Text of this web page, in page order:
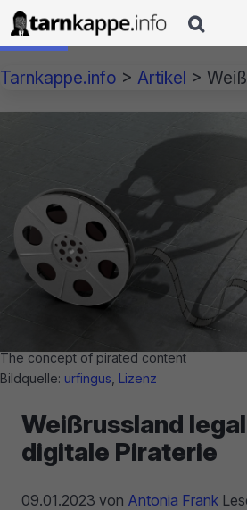

Tarnkappe.info > Artikel >
The concept of pirated content
Bildquelle: urfingus Lizenz
Weißrussland
digitale Piraterie
09.01.2023 von Antonia Frank